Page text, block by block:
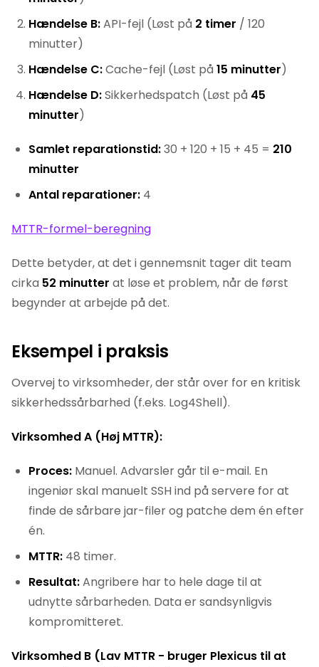
Hændelse B:API-fejl (Løst på 2 timer / 120
minutter)
Hændelse C:Cache-fejl (Løst på 15 minutter)
Hændelse D:Sikkerhedspatch (Løst på 45
minutter)
Samlet reparationstid:30 + 120 + 15 + 45 = 210
minutter
Antal reparationer: 4
MTTR-formel-beregning
Dette betyder, at det i gennemsnit tager dit team
cirka 52 minutter at løse et problem, når de først
begynder at arbejde på det.
Eksempel i praksis
Overvej to virksomheder, der står over for en kritisk
sikkerhedssårbarhed (f.eks. Log4Shell).
Virksomhed A (Høj MTTR):
Proces: Manuel. Advarsler går til e-mail. En
ingeniør skal manuelt SSH ind på servere for at
finde de sårbare jar-filer og patche dem én efter
én.
MTTR: 48 timer.
Resultat:Angribere har to hele dage til at
udnytte sårbarheden. Data er sandsynligvis
kompromitteret.
Virksomhed B (Lav MTTR - bruger Plexicus til at